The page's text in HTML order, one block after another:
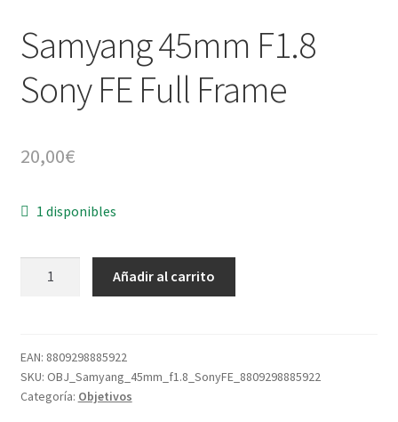
AZ Filosofía
AZ Operadores / Creadores
Samyang 45mm F1.8
Sony FE Full Frame
20,00€
1 disponibles
FE
Full
Frame
Añadir al carrito
EAN: 8809298885922
SKU: OBJ_Samyang_45mm_f1.8_SonyFE_8809298885922
Categoría: Objetivos